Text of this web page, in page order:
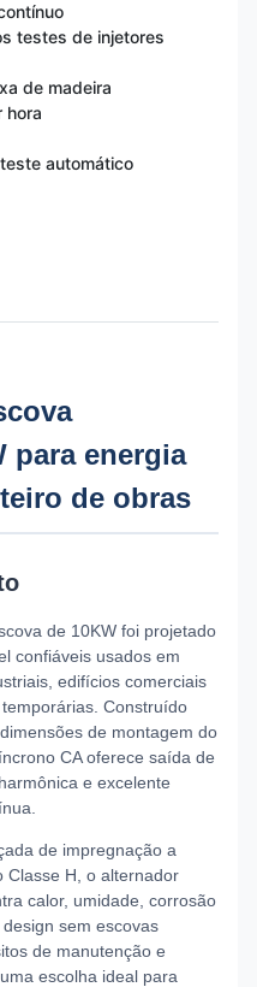
testes de injetores
de madeira
hora
automático
para energia
de obras
de 10KW foi projetado
confiáveis ​​usados ​​em
edifícios comerciais
Construído
de montagem do
CA oferece saída de
e excelente
de impregnação a
Classe H, o alternador
calor, umidade, corrosão
sem escovas
de manutenção e
escolha ideal para